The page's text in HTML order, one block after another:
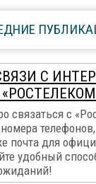
С
связаться с
почта для
удобный